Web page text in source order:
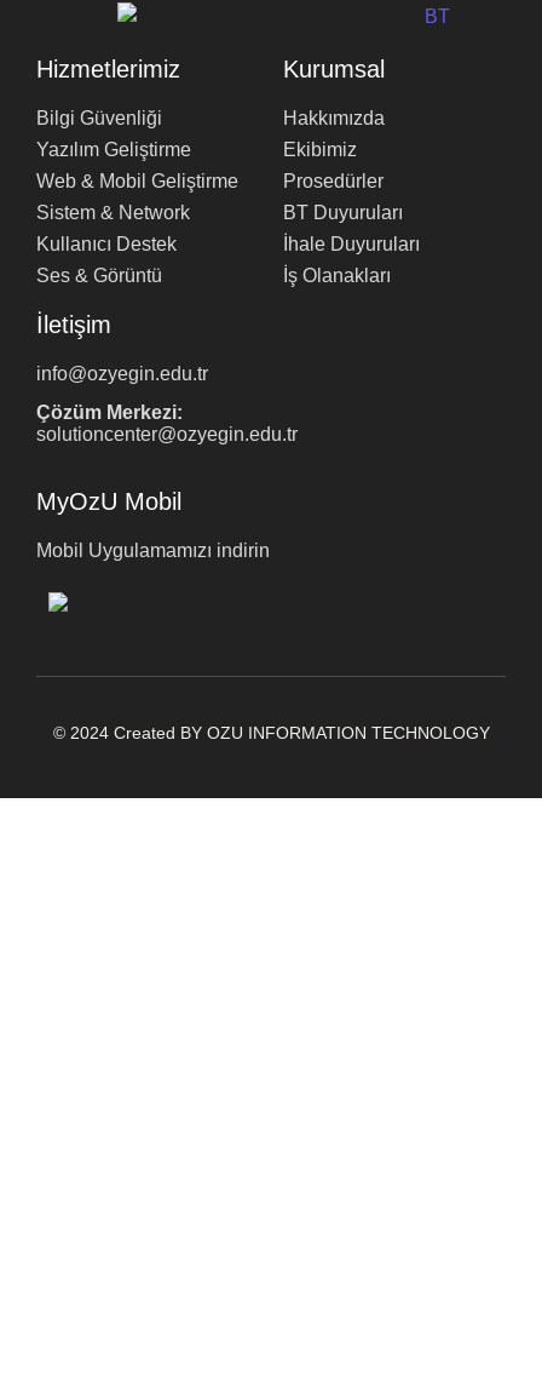
Hizmetlerimiz
Bilgi Güvenliği
Yazılım Geliştirme
Web & Mobil Geliştirme
Sistem & Network
Kullanıcı Destek
Ses & Görüntü
Kurumsal
Hakkımızda
Ekibimiz
Prosedürler
BT Duyuruları
İhale Duyuruları
İş Olanakları
İletişim
info@ozyegin.edu.tr
Çözüm Merkezi:
solutioncenter@ozyegin.edu.tr
MyOzU Mobil
Mobil Uygulamamızı indirin
© 2024 Created BY OZU INFORMATION TECHNOLOGY